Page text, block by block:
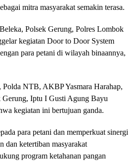
mitra masyarakat semakin terasa.
Polsek Gerung, Polres Lombok
kegiatan Door to Door System
para petani di wilayah binaannya,
NTB, AKBP Yasmara Harahap,
Iptu I Gusti Agung Bayu
kegiatan ini bertujuan ganda.
para petani dan memperkuat sinergi
dan ketertiban masyarakat
program ketahanan pangan